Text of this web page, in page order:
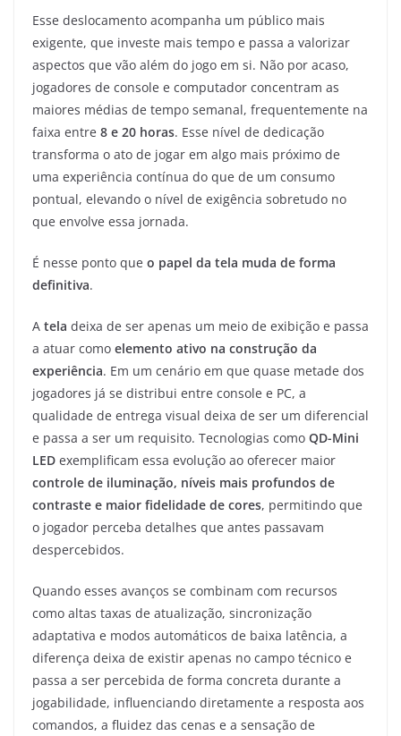
Esse deslocamento acompanha um público mais
exigente, que investe mais tempo e passa a valorizar
aspectos que vão além do jogo em si. Não por acaso,
jogadores de console e computador concentram as
maiores médias de tempo semanal, frequentemente na
faixa entre 8 e 20 horas. Esse nível de dedicação
transforma o ato de jogar em algo mais próximo de
uma experiência contínua do que de um consumo
pontual, elevando o nível de exigência sobretudo no
que envolve essa jornada.
É nesse ponto que o papel da tela muda de forma
definitiva.
A tela deixa de ser apenas um meio de exibição e passa
a atuar como elemento ativo na construção da
experiência. Em um cenário em que quase metade dos
jogadores já se distribui entre console e PC, a
qualidade de entrega visual deixa de ser um diferencial
e passa a ser um requisito. Tecnologias como QD-Mini
LED exemplificam essa evolução ao oferecer maior
controle de iluminação, níveis mais profundos de
contraste e maior fidelidade de cores, permitindo que
o jogador perceba detalhes que antes passavam
despercebidos.
Quando esses avanços se combinam com recursos
como altas taxas de atualização, sincronização
adaptativa e modos automáticos de baixa latência, a
diferença deixa de existir apenas no campo técnico e
passa a ser percebida de forma concreta durante a
jogabilidade, influenciando diretamente a resposta aos
comandos, a fluidez das cenas e a sensação de